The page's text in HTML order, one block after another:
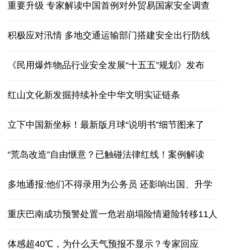
重要升级 专家解读中国首例对外贸易国家安全调查
积极应对汛情 多地交通运输部门搭建安全出行防线
《民用爆炸物品行业安全发展“十五五”规划》发布
红山文化新发掘持续补全中华文明实证链条
立下中国新坐标！最新版月球“说明书”细节图来了
“荒岛改造”自由惬意？已触碰法律红线！案例解读
多地通报:他们不得录用为公务员 还影响出国、升学
重庆巴南成功预警处置一危岩崩塌险情避险转移11人
体感超40℃，为什么天气预报不显示？专家回应